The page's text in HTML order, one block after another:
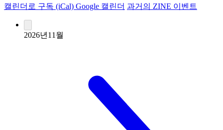
캘린더로 구독 (iCal) Google 캘린더 과거의 ZINE 이벤트
2026년11월